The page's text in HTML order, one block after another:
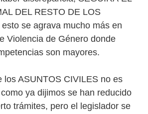
DEL RESTO DE LOS
se agrava mucho más en
Violencia de Género donde
son mayores.
los ASUNTOS CIVILES no es
ya dijimos se han reducido
trámites, pero el legislador se